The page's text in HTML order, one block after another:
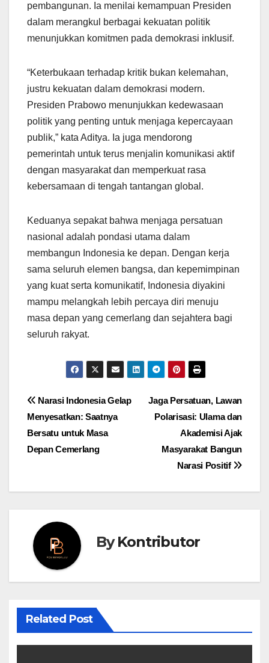
pembangunan. Ia menilai kemampuan Presiden
dalam merangkul berbagai kekuatan politik
menunjukkan komitmen pada demokrasi inklusif.
“Keterbukaan terhadap kritik bukan kelemahan,
justru kekuatan dalam demokrasi modern.
Presiden Prabowo menunjukkan kedewasaan
politik yang penting untuk menjaga kepercayaan
publik,” kata Aditya. Ia juga mendorong
pemerintah untuk terus menjalin komunikasi aktif
dengan masyarakat dan memperkuat rasa
kebersamaan di tengah tantangan global.
Keduanya sepakat bahwa menjaga persatuan
nasional adalah pondasi utama dalam
membangun Indonesia ke depan. Dengan kerja
sama seluruh elemen bangsa, dan kepemimpinan
yang kuat serta komunikatif, Indonesia diyakini
mampu melangkah lebih percaya diri menuju
masa depan yang cemerlang dan sejahtera bagi
seluruh rakyat.
Post
navigation
Jaga Persatuan, Lawan
Polarisasi: Ulama dan
Akademisi Ajak
Masyarakat Bangun
Narasi Positif
Narasi Indonesia Gelap
Menyesatkan: Saatnya
Bersatu untuk Masa
Depan Cemerlang
ByKontributor
Related Post